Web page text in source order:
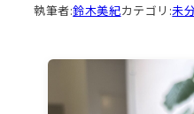
執筆者:鈴木美紀カテゴリ:未